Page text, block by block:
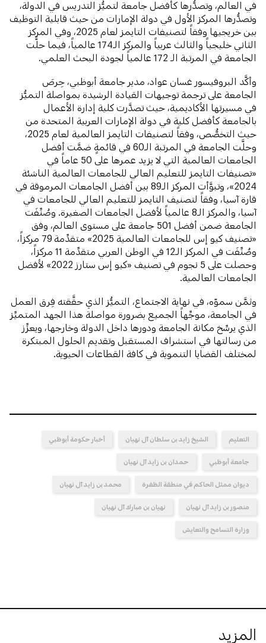
في العالم، وتصدُّرها كأفضل جامعة لتميُّز التدريس في الدولة،
وتصدُّرها المركز الأول في دولة الإمارات من حيث قابلية التوظيف
بين خريجيها وفقاً لتصنيفات التايمز لعام 2025، وفي المركز
الثاني خليجياً والثالث عربياً والمركز الـ174 عالمياً، فيما حلَّت
الجامعة في المرتبة الـ 172 عالمياً لجودة البحث العلمي.
وأكَّد البروفيسور غسان عواد، مدير جامعة أبوظبي، حِرصَ
الجامعة على ترجمة توجيهات القيادة الرشيدة بمواصلة التميُّز
في مسيرتها الأكاديمية، حيث تصدَّرت كلية إدارة الأعمال
بالجامعة كأفضل كلية في دولة الإمارات العربية المتحدة من
حيث التخصُّص، وفقاً لتصنيفات التايمز العالمية لعام 2025،
وحلَّت الجامعة في المرتبة الـ60 في قائمةٍ ضمَّت أفضل
الجامعات العالمية التي لا يزيد عمرها على 50 عاماً في
«تصنيفات التايمز للتعليم العالي للجامعات العالمية الناشئة
2024»، وتبوَّأت المركز الـ89 بين أفضل الجامعات المرموقة في
قارة آسيا، وفقاً لتصنيف التايمز للتعليم العالي للجامعات في
آسيا، والمركز الـ8 عالمياً لأفضل الجامعات الصغيرة. وصُنِّفَت
الجامعة ضمن أفضل 501 جامعة على مستوى العالم، وفق
«تصنيف كيو إس للجامعات العالمية 2025» متقدِّمة 79 مركزاً،
وصُنِّفَت في المركز الـ12 في الوطن العربي متقدِّمة 11 مركزاً،
وحصلت على 5 نجوم في تصنيف «كيو إس ستارز 2022» لأفضل
الجامعات العالمية.
وثمَّن سموّه، في نهاية الاجتماع، التميُّز الذي حقَّقته فِرق العمل
في الجامعة، موجِّهاً الجميع بضرورة مواصلة هذا الجهد المتميِّز
الذي يرسِّخ مكانة الجامعة ودورها داخل الدولة وخارجها، ويعزِّز
من رسالتها في استشراف المستقبل وتقديم الحلول المبتكرة
لمختلف القضايا التنموية في كافة القطاعات الحيوية.
التعليم الشيخ زايد بن سلطان آل نهيان أخبار حكومة أبوظبي
جامعة أبوظبي حمدان بن زايد آل نهيان
ديوان ممثل الحاكم في منطقة الظفرة محمد بن زايد آل نهيان
منصور بن زايد آل نهيان نهيان بن مبارك آل نهيان
وزارة التسامح والتعايش
المزيد